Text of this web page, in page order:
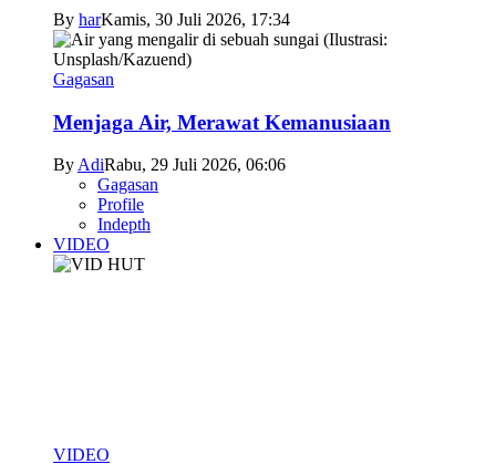
By harKamis, 30 Juli 2026, 17:34
Gagasan
Menjaga Air, Merawat Kemanusiaan
ByAdiRabu, 29 Juli 2026, 06:06
Gagasan
Profile
Indepth
VIDEO
VIDEO